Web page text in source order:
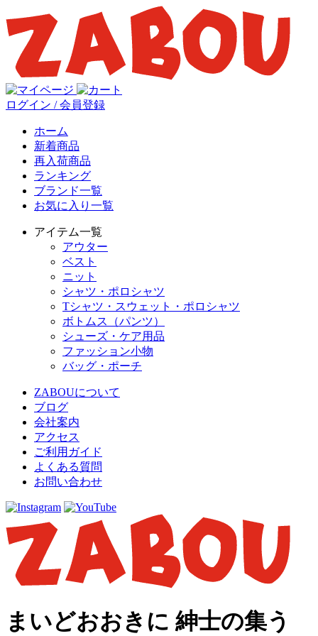
ログイン / 会員登録
ホーム
新着商品
再入荷商品
ランキング
ブランド一覧
お気に入り一覧
アイテム一覧
アウター
ベスト
ニット
シャツ・ポロシャツ
Tシャツ・スウェット・ポロシャツ
ボトムス（パンツ）
シューズ・ケア用品
ファッション小物
バッグ・ポーチ
ZABOUについて
ブログ
会社案内
アクセス
ご利用ガイド
よくある質問
お問い合わせ
まいどおおきに 紳士の集う